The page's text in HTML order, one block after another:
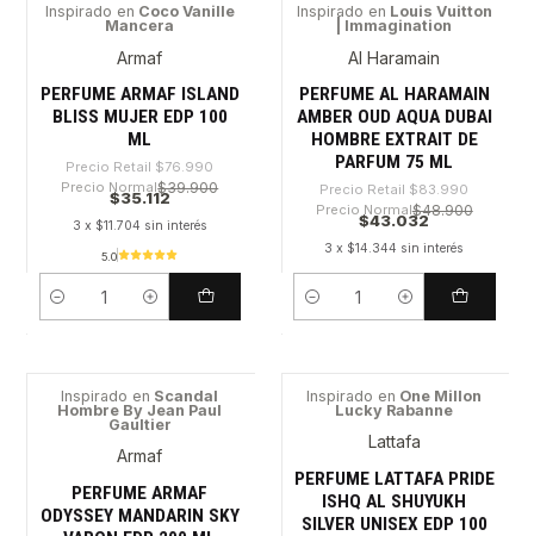
Inspirado en Coco Vanille
Mancera
Armaf
PERFUME ARMAF ISLAND
BLISS MUJER EDP 100
ML
Precio Retail $76.990
Precio Normal$39.900
$35.112
3 x $11.704 sin interés
5.0
Cantidad
-48%
Inspirado en Louis Vuitton
| Immagination
Al Haramain
PERFUME AL HARAMAIN
AMBER OUD AQUA DUBAI
HOMBRE EXTRAIT DE
PARFUM 75 ML
Precio Retail $83.990
Precio Normal$48.900
$43.032
3 x $14.344 sin interés
Cantidad
-28%
Inspirado en Scandal
Hombre By Jean Paul
Gaultier
Armaf
PERFUME ARMAF
ODYSSEY MANDARIN SKY
-61%
Inspirado en One Millon
Lucky Rabanne
Lattafa
PERFUME LATTAFA PRIDE
ISHQ AL SHUYUKH
SILVER UNISEX EDP 100